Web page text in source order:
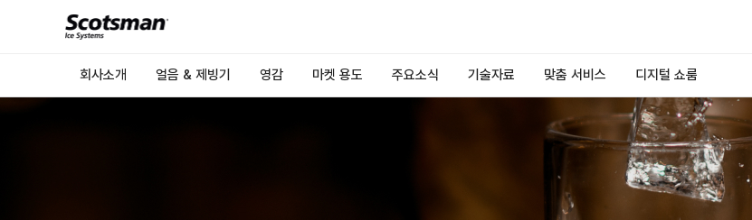
회사소개 얼음 & 제빙기 영감 마켓 용도 주요소식 기술자료 맞춤 서비스 디지털 쇼룸